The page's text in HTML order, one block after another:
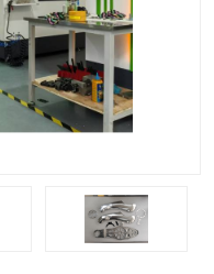
数控机床加工